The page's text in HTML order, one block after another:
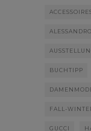
BUCHTIPP
FALL-
GUCCI